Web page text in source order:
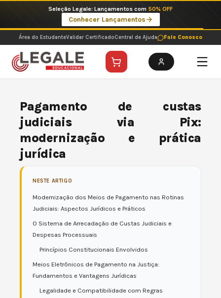
o
conteúdo
Imperdíveis no Pix: Pós Selecionadas a 199 reais no pix em parcela única
Ver ofertas
Área do EstudanteValidar CertificadoCentral de Ajuda Fale Conosco
Pagamento de custas
judiciais via Pix:
modernização e prática
jurídica
NESTE ARTIGO
Modernização dos Meios de Pagamento nas Rotinas
Judiciais: Aspectos Jurídicos e Práticos
O Sistema de Arrecadação de Custas Judiciais e
Despesas Processuais
Princípios Constitucionais Envolvidos
Meios Eletrônicos de Pagamento na Justiça:
Fundamentos e Vantagens Jurídicas
Legalidade e Compatibilidade com Regras